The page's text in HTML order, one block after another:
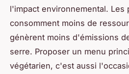
l'impact environnemental. Les
consomment moins de
génèrent moins d'émissions
serre. Proposer un menu
végétarien, c'est aussi